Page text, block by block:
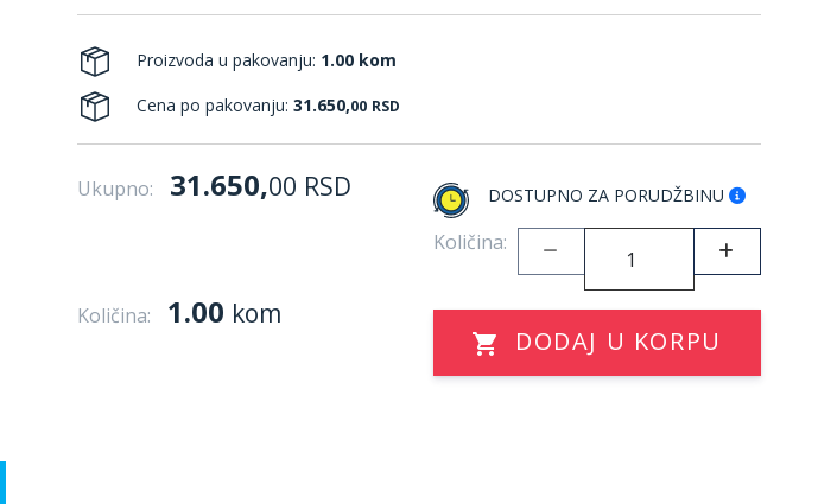
Proizvoda u pakovanju: 1.00 kom
Cena po pakovanju: 31.650,00 RSD
Ukupno: 31.650,00 RSD DOSTUPNO ZA PORUDŽBINU
Količina:
Količina: 1.00 kom
DODAJ U KORPU